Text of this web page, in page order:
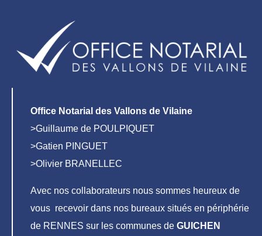
Office Notarial des Vallons de Vilaine
>Guillaume de POULPIQUET
>Gatien PINGUET
>Olivier BRANELLEC
Avec nos collaborateurs nous sommes heureux de
vous recevoir dans nos bureaux situés en périphérie
de RENNES sur les communes de GUICHEN